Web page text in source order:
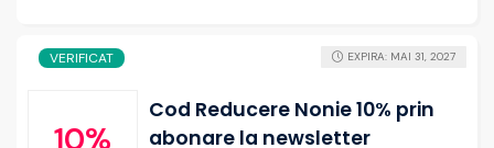
VERIFICAT
10%
Cod Reducere Nonie 10% prin
abonare la newsletter
EXPIRA: MAI 31, 2027